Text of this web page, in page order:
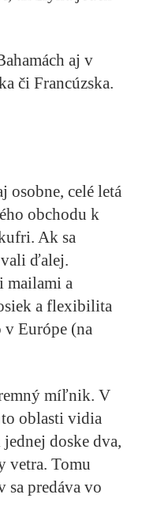
aj v
či Francúzska.
osobne, celé letá
obchodu k
Ak sa
ďalej.
mailami a
a flexibilita
v Európe (na
míľnik. V
oblasti vidia
doske dva,
Tomu
sa predáva vo